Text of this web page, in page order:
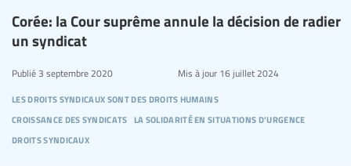
Corée: la Cour suprême annule la décision de radier
un syndicat
les droits syndicaux sont des droits humains
croissance des syndicats la solidarité en situations d'urgence
droits syndicaux
Publié 3 septembre 2020 Mis à jour16 juillet 2024